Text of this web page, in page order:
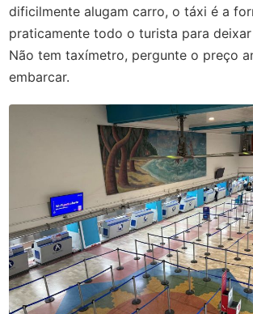
dificilmente alugam carro, o táxi é a
praticamente todo o turista para
Não tem taxímetro, pergunte o preço
embarcar.